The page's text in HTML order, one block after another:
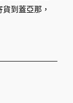
到蓋亞那，